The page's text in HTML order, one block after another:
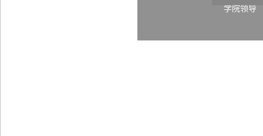
学院领导